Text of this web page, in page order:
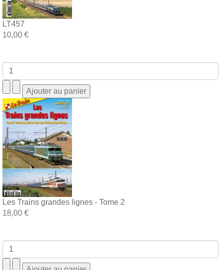
LT457
10,00 €
Les Trains grandes lignes - Tome 2
18,00 €